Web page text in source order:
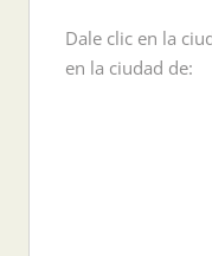
Dale clic en la
en la ciudad de: